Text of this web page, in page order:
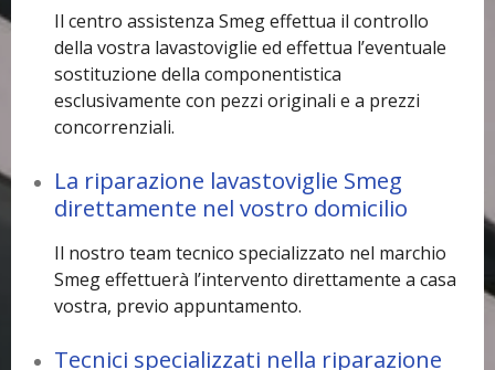
Il centro assistenza Smeg effettua il controllo
della vostra lavastoviglie ed effettua l’eventuale
sostituzione della componentistica
esclusivamente con pezzi originali e a prezzi
concorrenziali.
La riparazione lavastoviglie Smeg
direttamente nel vostro domicilio
Il nostro team tecnico specializzato nel marchio
Smeg effettuerà l’intervento direttamente a casa
vostra, previo appuntamento.
Tecnici specializzati nella riparazione